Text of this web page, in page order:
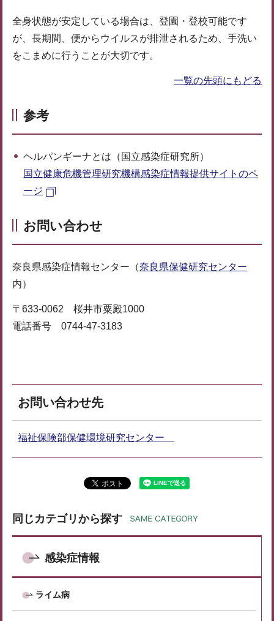
全身状態が安定している場合は、登園・登校可能です
が、長期間、便からウイルスが排泄されるため、手洗い
をこまめに行うことが大切です。
一覧の先頭にもどる
参考
ヘルパンギーナとは（国立感染症研究所）
国立健康危機管理研究機構感染症情報提供サイトのペ
ージ
お問い合わせ
奈良県感染症情報センター（奈良県保健研究センター
内）
〒633-0062 桜井市粟殿1000
電話番号 0744-47-3183
お問い合わせ先
福祉保険部保健環境研究センター
同じカテゴリから探す
感染症情報
ライム病